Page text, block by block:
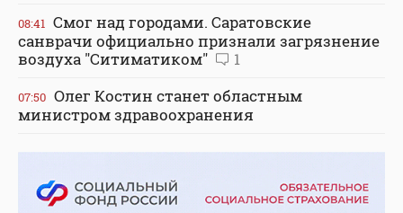
08:41 Смог над городами. Саратовские
санврачи официально признали загрязнение
воздуха "Ситиматиком"
1
07:50 Олег Костин станет областным
министром здравоохранения